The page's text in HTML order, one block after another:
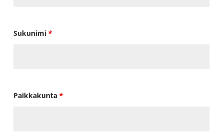
Sukunimi *
Paikkakunta *